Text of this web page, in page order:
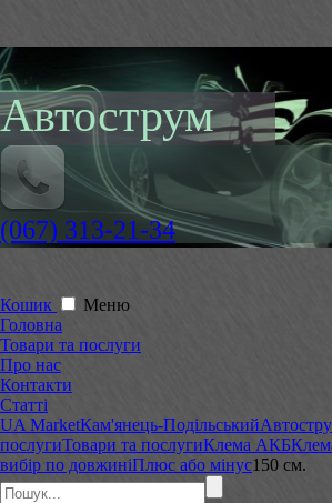
Автострум
(067) 313-21-34
Кошик
Меню
Головна
Товари та послуги
Про нас
Контакти
Статті
UA MarketКам'янець-Подільський
послугиТовари та послугиКлема АКБ
вибір по довжиніПлюс або мінус150 см.